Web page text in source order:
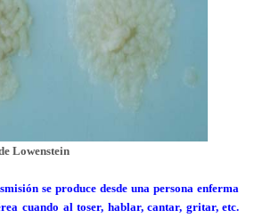
Lowenstein
se produce desde una persona enferma
cuando al toser, hablar, cantar, gritar, etc.